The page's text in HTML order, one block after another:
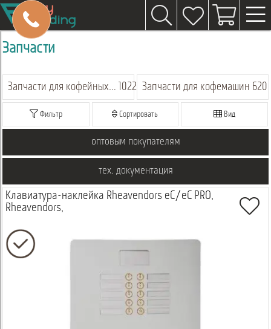
Запчасти
Запчасти для кофейных автоматов 1022 Запчасти для кофемашин 620
Фильтр Сортировать Вид
оптовым покупателям
тех. документация
Клавиатура-наклейка Rheavendors eC/eC PRO,
Rheavendors,